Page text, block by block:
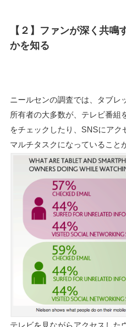
【２】ファンが深く共鳴
かを知る
ニールセンの調査では、タブレ
所有者の大多数が、テレビ番組
をチェックしたり、SNSにアク
マルチタスクになっていること
テレビを見ながらアクセスした